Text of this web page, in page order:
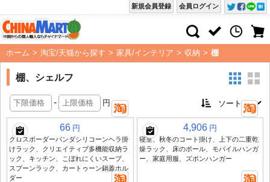
会員ログイン
新規会員登録
ホーム > 淘宝/天猫から探す > 家具/インテリア > 収納 > 棚
棚、シェルフ
- 円
66 円
クロスボーダーパンダシリコーンヘラ掛
けラック、クリエイティブ多機能収納ラ
ック、キッチン、こぼれにくいスープ、
スプーンラック、カートゥーン鍋蓋ホル
ダー
4,906 円
寝室、秋冬のコート掛け、上下の二重乾
燥ラック、床のポール、モバイルハンガ
ー、家庭用服、ズボンハンガー